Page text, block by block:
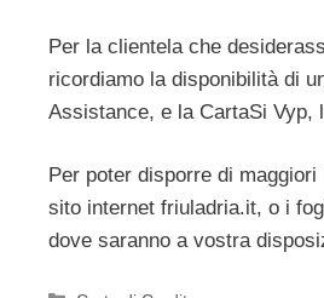
Per la clientela che
ricordiamo la disponibilità di
Assistance, e la CartaSi Vyp,
Per poter disporre di
sito internet friuladria.it, o i
dove saranno a vostra